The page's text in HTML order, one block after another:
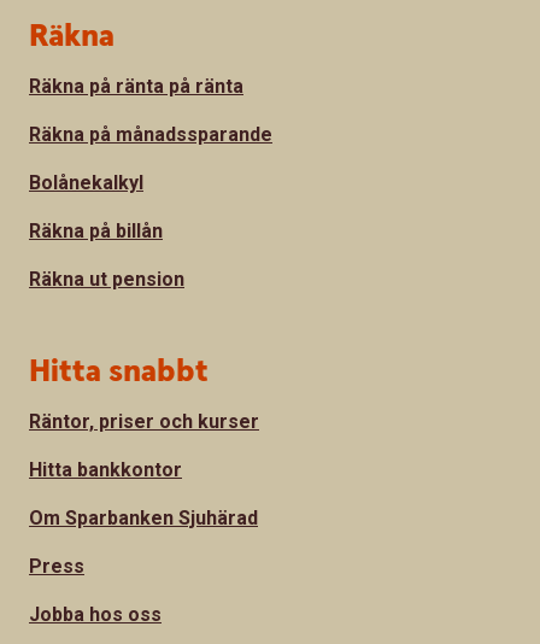
Sidfot
Räkna
Räkna på ränta på ränta
Räkna på månadssparande
Bolånekalkyl
Räkna på billån
Räkna ut pension
Hitta snabbt
Räntor, priser och kurser
Hitta bankkontor
Om Sparbanken Sjuhärad
Press
Jobba hos oss